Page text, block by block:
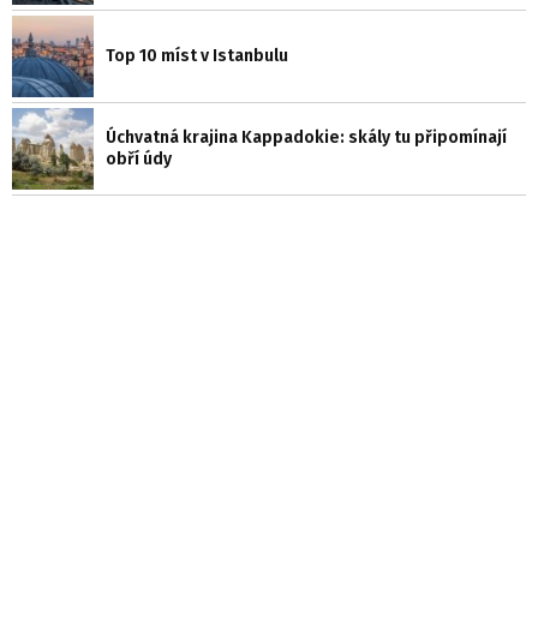
Top 10 míst v Istanbulu
Úchvatná krajina Kappadokie: skály tu připomínají
obří údy